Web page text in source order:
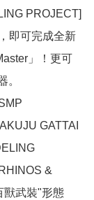
PROJECT]
即可完成全新
」！更可
。
GATTAI
&
獸武裝"形態